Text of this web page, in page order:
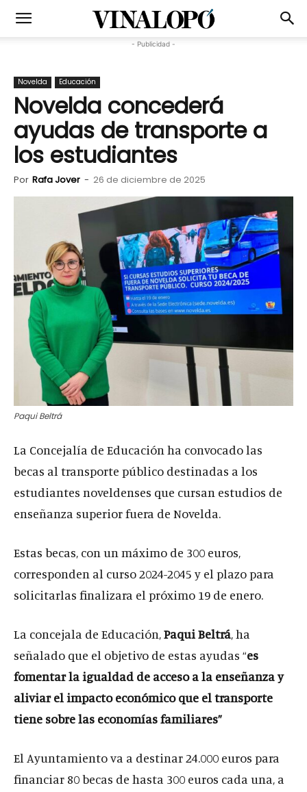
- Publicidad -
Novelda Educación
Novelda concederá
ayudas de transporte a
los estudiantes
Por Rafa Jover - 26 de diciembre de 2025
Paqui Beltrá
La Concejalía de Educación ha convocado las
becas al transporte público destinadas a los
estudiantes noveldenses que cursan estudios de
enseñanza superior fuera de Novelda.
Estas becas, con un máximo de 300 euros,
corresponden al curso 2024-2045 y el plazo para
solicitarlas finalizara el próximo 19 de enero.
La concejala de Educación,Paqui Beltrá, ha
señalado que el objetivo de estas ayudas “es
fomentar la igualdad de acceso a la enseñanza y
aliviar el impacto económico que el transporte
tiene sobre las economías familiares”
El Ayuntamiento va a destinar 24.000 euros para
financiar 80 becas de hasta 300 euros cada una, a